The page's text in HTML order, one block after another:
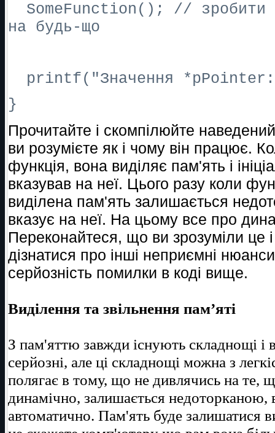
SomeFunction(); // зробити
на будь-що
printf("Значення
}
Прочитайте і скомпілюйте
ви розумієте як і чому він працює.
функція, вона виділяє пам'ять і
вказував на неї. Цього разу коли
виділена пам'ять залишається
вказує на неї. На цьому все про
Переконайтеся, що ви зрозуміли це
дізнатися про інші неприємні
серйозність помилки в коді вище.
Виділення та звільнення пам’яті
З пам'яттю завжди існують складнощі і
серйозні, але ці складнощі можна з
полягає в тому, що не дивлячись на те,
динамічно, залишається недоторканою,
автоматично. Пам'ять буде залишатися